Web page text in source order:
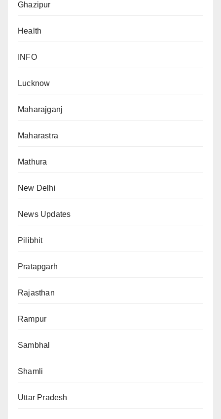
Ghazipur
Health
INFO
Lucknow
Maharajganj
Maharastra
Mathura
New Delhi
News Updates
Pilibhit
Pratapgarh
Rajasthan
Rampur
Sambhal
Shamli
Uttar Pradesh